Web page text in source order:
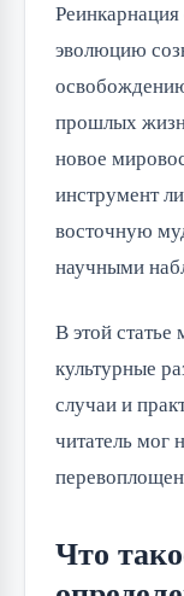
Реинкарнация
эволюцию
прошлых
новое
инструмент
восточную
научными
В этой
культурные
случаи и
читатель мог
Что